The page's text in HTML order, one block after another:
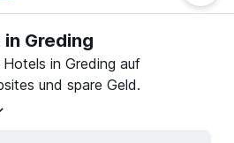
Greding
in Greding auf
und spare Geld.